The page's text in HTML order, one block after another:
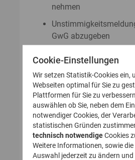
nehmen
GwG abzugeben
GwG zu stellen
So legen Sie Ihr
das
(Registrierung):
Cookie-Einstellungen
Wir setzen Statistik-Cookies ein,
Webseiten optimal für Sie zu
Plattformen für Sie zu
auswählen ob Sie, neben dem
notwendiger Cookies, der
statistischen Gründen
technisch notwendigeCookies
Weitere Informationen, sowie
Auswahl jederzeit zu ändern und